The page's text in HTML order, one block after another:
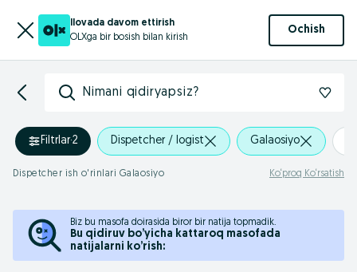
Ilovada davom ettirish
OLXga bir bosish bilan kirish
Ochish
Nimani qidiryapsiz?
Filtrlar·2 Dispetcher / logist Galaosiyo
Dispetcher ish o'rinlari Galaosiyo Ko‘proq Ko‘rsatish
Biz bu masofa doirasida biror bir natija topmadik.
Bu qidiruv bo’yicha kattaroq masofada
natijalarni ko’rish: